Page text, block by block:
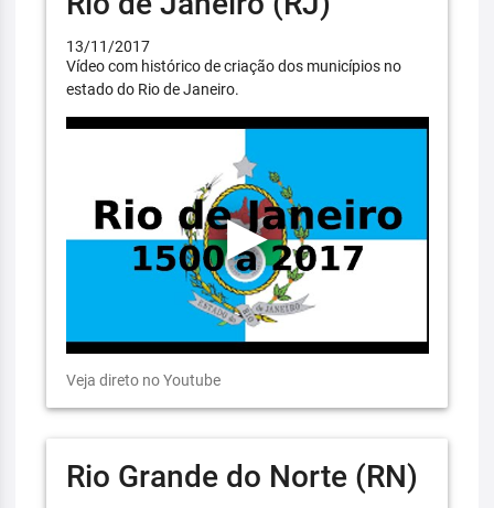
13/11/2017
Vídeo com histórico de criação dos municípios no
estado do Rio de Janeiro.
Veja direto no Youtube
Rio Grande do Norte (RN)